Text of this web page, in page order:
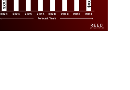
2023 2024 2025 2026 2028 2029 2030 2031
$XX.X
Forecast Years